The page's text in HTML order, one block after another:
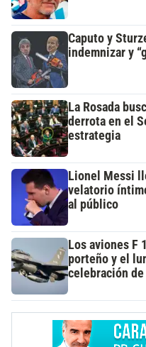
Caputo y
indemnizar y
La Rosada
derrota en el
estrategia
Lionel Messi
velatorio
al público
Los aviones F
porteño y el
celebración